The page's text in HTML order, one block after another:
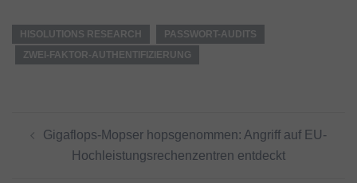
HISOLUTIONS RESEARCH
PASSWORT-AUDITS
ZWEI-FAKTOR-AUTHENTIFIZIERUNG
Gigaflops-Mopser hopsgenommen: Angriff auf EU-
Hochleistungsrechenzentren entdeckt